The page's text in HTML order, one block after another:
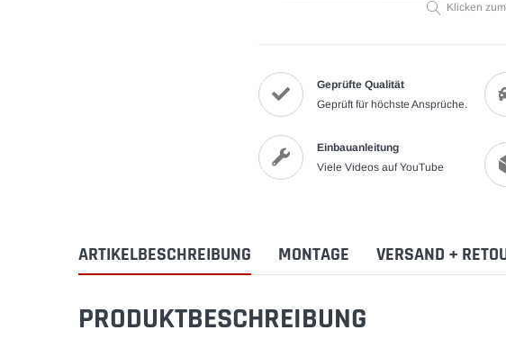
Klicken
Geprüfte Qualität
Geprüft für höchste Ansprüche.
Einbauanleitung
Viele Videos auf YouTube
ARTIKELBESCHREIBUNG MONTAGE VERSAND +
PRODUKTBESCHREIBUNG